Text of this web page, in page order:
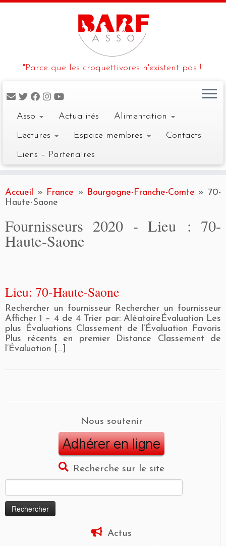
to
content
"Parce que les croquettivores n'existent pas !"
Asso Actualités
Alimentation
Lectures
Espace membres
Contacts
Liens – Partenaires
Accueil » France » Bourgogne-Franche-Comte » 70-
Haute-Saone
Fournisseurs 2020 - Lieu : 70-
Haute-Saone
Lieu: 70-Haute-Saone
Rechercher un fournisseur Rechercher un fournisseur
Afficher 1 – 4 de 4 Trier par: AléatoireÉvaluation Les
plus Évaluations Classement de l’Évaluation Favoris
Plus récents en premier Distance Classement de
l’Évaluation […]
Nous soutenir
Recherche sur le site
Actus